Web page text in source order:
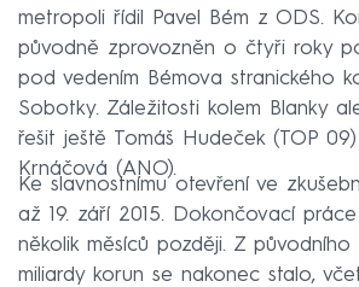
metropoli řídil Pavel Bém z ODS.
původně zprovozněn o čtyři roky
pod vedením Bémova stranického
Sobotky. Záležitosti kolem Blanky
řešit ještě Tomáš Hudeček (TOP
Krnáčová (ANO).
Ke slavnostnímu otevření ve
až 19. září 2015. Dokončovací
několik měsíců později. Z původního
miliardy korun se nakonec stalo,